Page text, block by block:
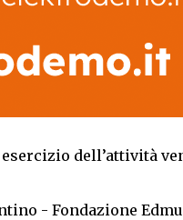
dell’attività
- Fondazione